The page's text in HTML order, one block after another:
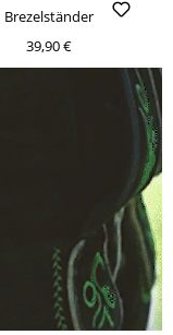
Brezelständer
39,90 €